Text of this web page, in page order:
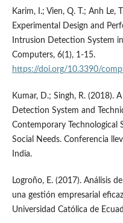
Karim, I.; Vien, Q. T.; Anh Le,
Experimental Design and
Intrusion Detection System
Computers, 6(1), 1-15.
https://doi.org/10.3390/
Kumar, D.; Singh, R. (2018).
Detection System and
Contemporary
Social Needs. Conferencia
India.
Logroño, E. (2017). Análisis
una gestión empresarial
Universidad Católica de